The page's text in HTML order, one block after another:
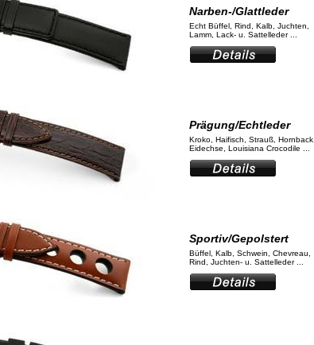
Narben-/Glattleder
Echt Büffel, Rind, Kalb, Juchten,
Lamm, Lack- u. Sattelleder ...
Prägung/Echtleder
Kroko, Haifisch, Strauß, Hornback,
Eidechse, Louisiana Crocodile ...
Sportiv/Gepolstert
Büffel, Kalb, Schwein, Chevreau,
Rind, Juchten- u. Sattelleder ...